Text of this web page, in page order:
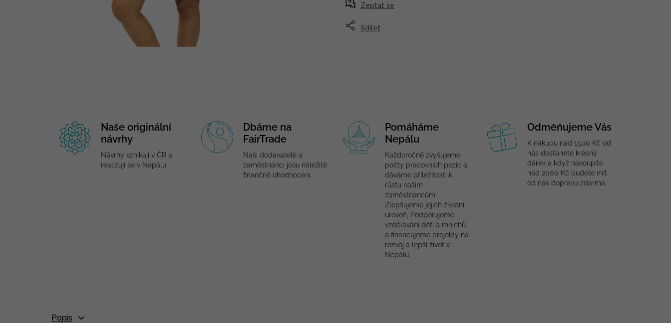
Zeptat se
Sdílet
Naše originální
návrhy
Návrhy vznikají v ČR a
realizují se v Nepálu
Dbáme na
FairTrade
Naši dodavatelé a
zaměstnanci jsou náležitě
finančně ohodnoceni
Pomáháme
Nepálu
Každoročně zvyšujeme
počty pracovních pozic a
dáváme příležitosti k
růstu našim
zaměstnancům.
Zlepšujeme jejich životní
úroveň, Podporujeme
vzdělávání dětí a mnichů
a financujeme projekty na
rozvoj a lepší život v
Nepálu.
Odměňujeme Vás
K nákupu nad 1500 Kč od
nás dostanete krásný
dárek a když nakoupíte
nad 2000 Kč budete mít
od nás dopravu zdarma.
Popis